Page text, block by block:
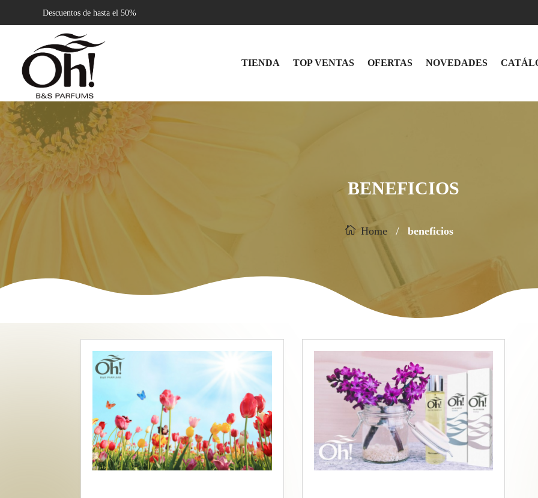
Descuentos de hasta el 50%
TIENDA TOP VENTAS OFERTAS NOVEDADES
BENEFICIOS
Home / beneficios